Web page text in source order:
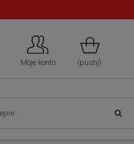
Moje konto (pusty)